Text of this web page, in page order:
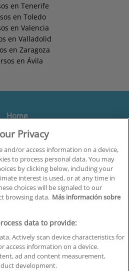
en Tenerife
en Toledo
en Valencia
en Valladolid
en Zaragoza
en Ávila
Home
Centros
somos
Contacta
Aviso Legal
de Privacidad
de Cookies
Ético
Privacy
and/or access information on a device,
to process personal data. You may
by clicking below, including your
interest is used, or at any time in
choices will be signaled to our
browsing data. Más información sobre
data to provide:
Actively scan device characteristics for
access information on a device.
ad and content measurement,
development.